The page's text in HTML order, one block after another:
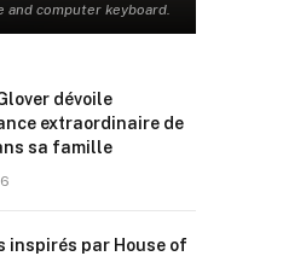
and computer keyboard.
dévoile
extraordinaire de
sa famille
inspirés par House of